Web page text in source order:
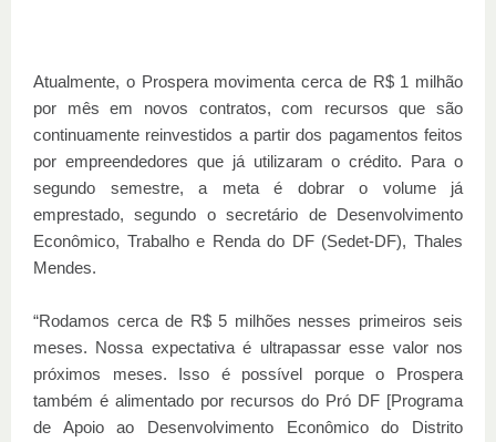
Atualmente, o Prospera movimenta cerca de R$ 1 milhão
por mês em novos contratos, com recursos que são
continuamente reinvestidos a partir dos pagamentos feitos
por empreendedores que já utilizaram o crédito. Para o
segundo semestre, a meta é dobrar o volume já
emprestado, segundo o secretário de Desenvolvimento
Econômico, Trabalho e Renda do DF (Sedet-DF), Thales
Mendes.
“Rodamos cerca de R$ 5 milhões nesses primeiros seis
meses. Nossa expectativa é ultrapassar esse valor nos
próximos meses. Isso é possível porque o Prospera
também é alimentado por recursos do Pró DF [Programa
de Apoio ao Desenvolvimento Econômico do Distrito